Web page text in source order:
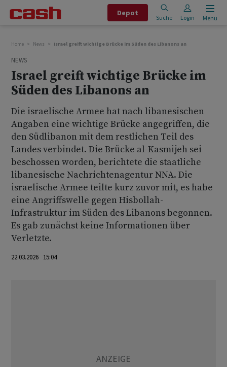
Depot
Suche Login Menu
Home News Israel greift wichtige Brücke im Süden des Libanons an
NEWS
Israel greift wichtige Brücke im
Süden des Libanons an
Die israelische Armee hat nach libanesischen
Angaben eine wichtige Brücke angegriffen, die
den Südlibanon mit dem restlichen Teil des
Landes verbindet. Die Brücke al-Kasmijeh sei
beschossen worden, berichtete die staatliche
libanesische Nachrichtenagentur NNA. Die
israelische Armee teilte kurz zuvor mit, es habe
eine Angriffswelle gegen Hisbollah-
Infrastruktur im Süden des Libanons begonnen.
Es gab zunächst keine Informationen über
Verletzte.
22.03.2026 15:04